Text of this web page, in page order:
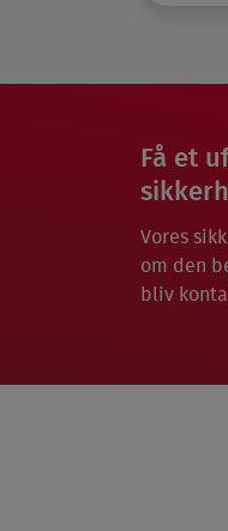
Få et
Vores
om den
bliv